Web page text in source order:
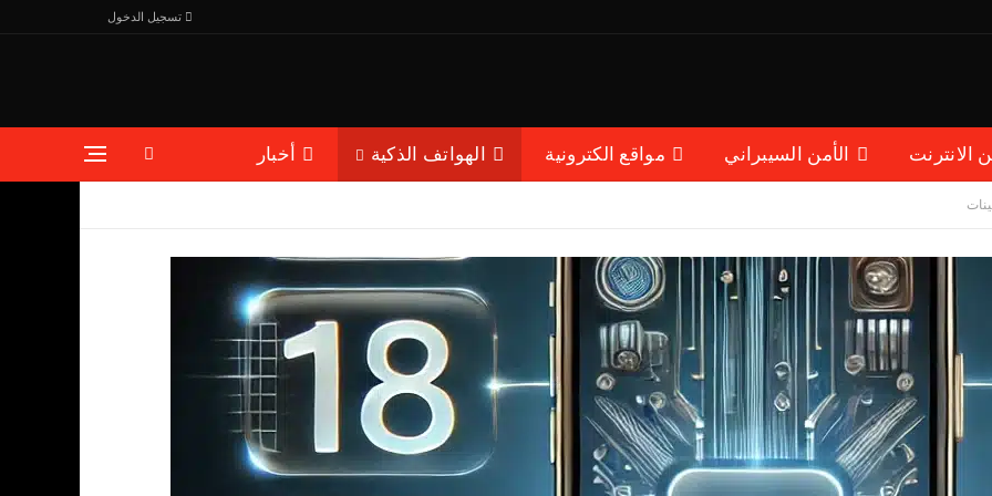
تسجيل الدخول
الانترنت الأمن السيبراني مواقع الكترونية الهواتف الذكية أخبار